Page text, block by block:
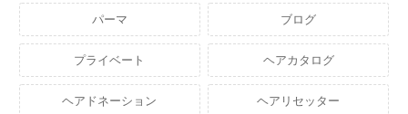
パーマ ブログ
プライベート ヘアカタログ
ヘアドネーション ヘアリセッター